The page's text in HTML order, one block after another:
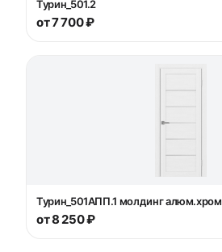
Турин_501.2
от 7 700 ₽
Турин_501AПП.1 молдинг алюм.хром
от 8 250 ₽